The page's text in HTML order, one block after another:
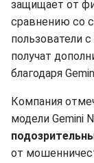
защищает от
сравнению со
пользователи
получат
благодаря
Компания
модели Gemini
от